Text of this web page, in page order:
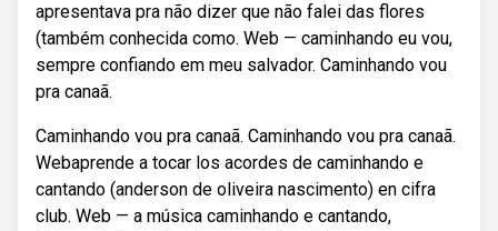
apresentava pra não dizer que não falei das flores
(também conhecida como. Web — caminhando eu vou,
sempre confiando em meu salvador. Caminhando vou
pra canaã.
Caminhando vou pra canaã. Caminhando vou pra canaã.
Webaprende a tocar los acordes de caminhando e
cantando (anderson de oliveira nascimento) en cifra
club. Web — a música caminhando e cantando,